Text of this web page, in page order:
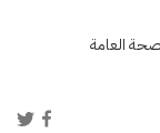
العامة